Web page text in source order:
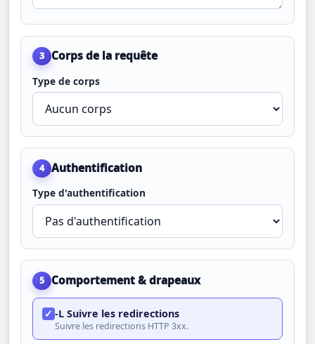
3 Corps de la requête
Type de corps
4 Authentification
Type d'authentification
5 Comportement & drapeaux
✓ -L Suivre les redirections
Suivre les redirections HTTP 3xx.